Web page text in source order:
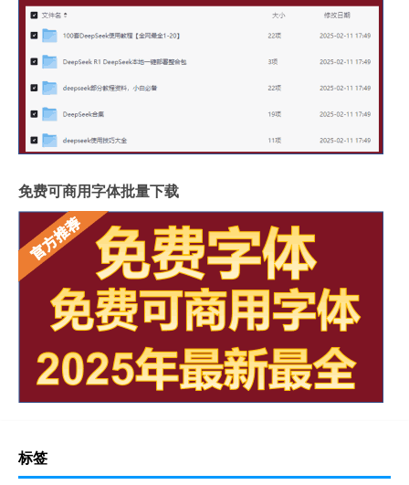
免费可商用字体批量下载
标签